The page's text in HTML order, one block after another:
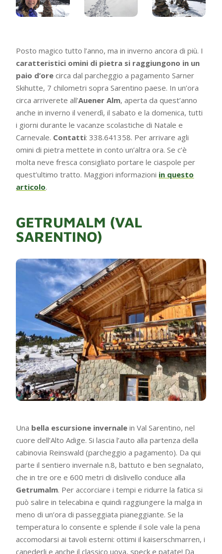
Posto magico tutto l’anno, ma in inverno ancora di più. I
caratteristici omini di pietra si raggiungono in un
paio d’orecirca dal parcheggio a pagamento Sarner
Skihutte, 7 chilometri sopra Sarentino paese. In un’ora
circa arriverete all’Auener Alm, aperta da quest’anno
anche in inverno il venerdì, il sabato e la domenica, tutti
i giorni durante le vacanze scolastiche di Natale e
Carnevale. Contatti: 338.641358. Per arrivare agli
omini di pietra mettete in conto un’altra ora. Se c’è
molta neve fresca consigliato portare le ciaspole per
quest’ultimo tratto. Maggiori informazioni in questo
articolo.
GETRUMALM (VAL
SARENTINO)
Una bella escursione invernale in Val Sarentino, nel
cuore dell’Alto Adige. Si lascia l’auto alla partenza della
cabinovia Reinswald (parcheggio a pagamento). Da qui
parte il sentiero invernale n.8, battuto e ben segnalato,
che in tre ore e 600 metri di dislivello conduce alla
Getrumalm. Per accorciare i tempi e ridurre la fatica si
può salire in telecabina e quindi raggiungere la malga in
meno di un’ora di passeggiata pianeggiante. Se la
temperatura lo consente e splende il sole vale la pena
accomodarsi ai tavoli esterni: ottimi il kaiserschmarren, i
canederli e anche il classico uova, speck e patate! Da